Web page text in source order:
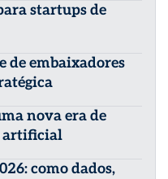
startups de
de embaixadores
nova era de
artificial
como dados,